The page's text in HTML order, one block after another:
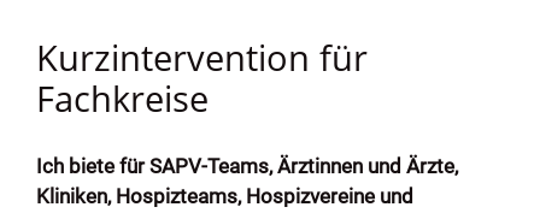
Kurzintervention für
Fachkreise
Ich biete für SAPV-Teams, Ärztinnen und Ärzte,
Kliniken, Hospizteams, Hospizvereine und